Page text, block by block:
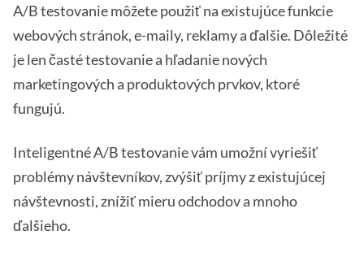
A/B testovanie môžete použiť na existujúce funkcie
webových stránok, e-maily, reklamy a ďalšie. Dôležité
je len časté testovanie a hľadanie nových
marketingových a produktových prvkov, ktoré
fungujú.
Inteligentné A/B testovanie vám umožní vyriešiť
problémy návštevníkov, zvýšiť príjmy z existujúcej
návštevnosti, znížiť mieru odchodov a mnoho
ďalšieho.